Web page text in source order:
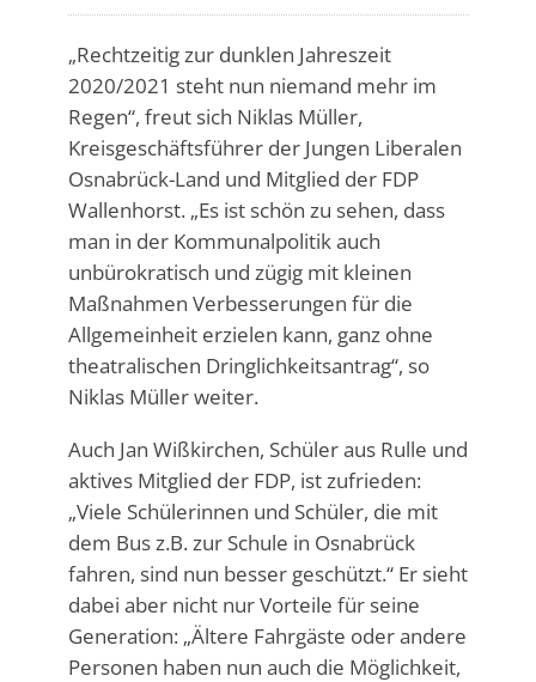
„Rechtzeitig zur dunklen Jahreszeit
2020/2021 steht nun niemand mehr im
Regen“, freut sich Niklas Müller,
Kreisgeschäftsführer der Jungen Liberalen
Osnabrück-Land und Mitglied der FDP
Wallenhorst. „Es ist schön zu sehen, dass
man in der Kommunalpolitik auch
unbürokratisch und zügig mit kleinen
Maßnahmen Verbesserungen für die
Allgemeinheit erzielen kann, ganz ohne
theatralischen Dringlichkeitsantrag“, so
Niklas Müller weiter.
Auch Jan Wißkirchen, Schüler aus Rulle und
aktives Mitglied der FDP, ist zufrieden:
„Viele Schülerinnen und Schüler, die mit
dem Bus z.B. zur Schule in Osnabrück
fahren, sind nun besser geschützt.“ Er sieht
dabei aber nicht nur Vorteile für seine
Generation: „Ältere Fahrgäste oder andere
Personen haben nun auch die Möglichkeit,